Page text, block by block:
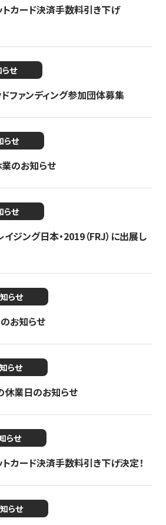
トカード決済手数料引き下げ
せ
ファンディング参加団体募集
らせ
のお知らせ
らせ
イジング日本・2019（FRJ）に出展し
らせ
お知らせ
らせ
休業日のお知らせ
らせ
カード決済手数料引き下げ決定！
らせ